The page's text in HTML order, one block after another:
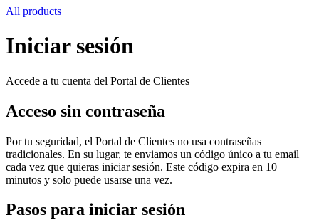
All products
Iniciar sesión
Accede a tu cuenta del Portal de Clientes
Acceso sin contraseña
Por tu seguridad, el Portal de Clientes no usa contraseñas
tradicionales. En su lugar, te enviamos un código único a tu email
cada vez que quieras iniciar sesión. Este código expira en 10
minutos y solo puede usarse una vez.
Pasos para iniciar sesión